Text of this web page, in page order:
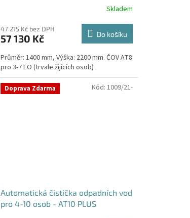
Skladem
47 215 Kč bez DPH
57 130 Kč Do košíku
Průměr: 1400 mm, Výška: 2200 mm. ČOV AT8
pro 3-7 EO (trvale žijících osob)
Doprava Zdarma
Automatická čistička odpadních vod
pro 4-10 osob - AT10 PLUS
Kód: 1009/21-